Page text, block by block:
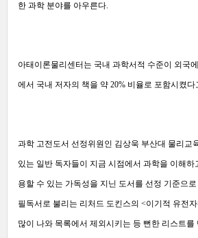
한 과학 분야를 아우른다.
아태이론물리센터는 국내 과학서적 수준이 외국
에서 국내 저자의 책을 약 20% 비율로 포함시켰다
과학 고전도서 선정위원인 김상욱 부산대 물리교
있는 일반 독자들이 지금 시점에서 과학을 이해하
용할 수 있는 가독성을 지닌 도서를 선정 기준으
필독서로 불리는 리처드 도킨스의 <이기적 유전
많이 나와 목록에서 제외시키는 등 뻔한 리스트를